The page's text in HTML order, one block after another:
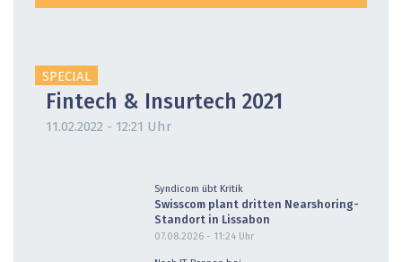
SPECIAL
Fintech & Insurtech 2021
11.02.2022 - 12:21 Uhr
Syndicom übt Kritik
Swisscom plant dritten Nearshoring-
Standort in Lissabon
07.08.2026 - 11:24 Uhr